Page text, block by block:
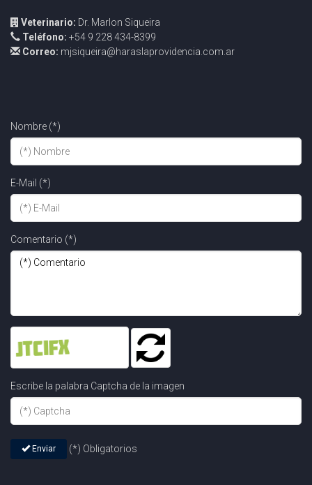
Veterinario: Dr. Marlon Siqueira
Teléfono: +54 9 228 434-8399
Correo: mjsiqueira@haraslaprovidencia.com.ar
Nombre (*)
E-Mail (*)
Comentario (*)
Escribe la palabra Captcha de la imagen
Enviar (*) Obligatorios